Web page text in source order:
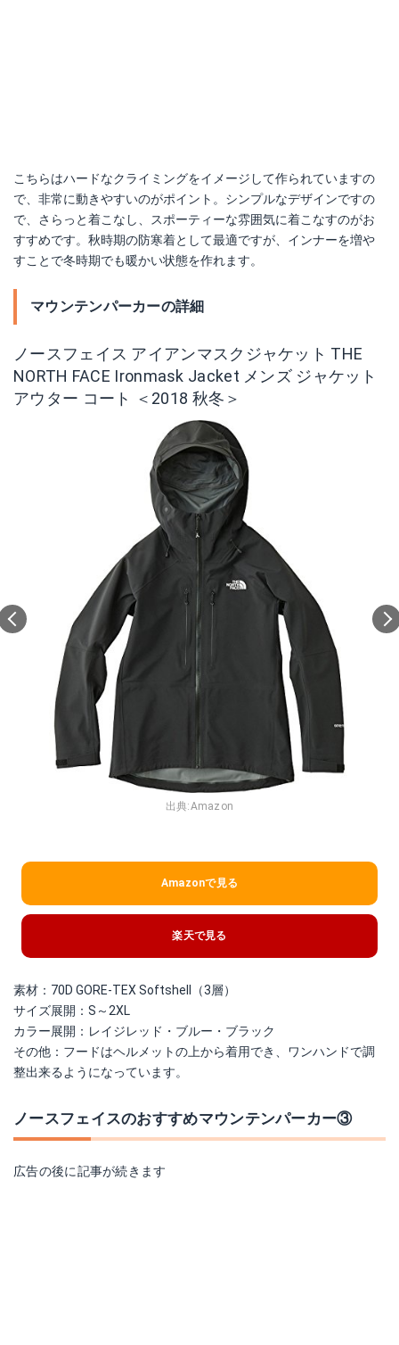
こちらはハードなクライミングをイメージして作られていますの
で、非常に動きやすいのがポイント。シンプルなデザインですの
で、さらっと着こなし、スポーティーな雰囲気に着こなすのがお
すすめです。秋時期の防寒着として最適ですが、インナーを増や
すことで冬時期でも暖かい状態を作れます。
マウンテンパーカーの詳細
ノースフェイス アイアンマスクジャケット THE
NORTH FACE Ironmask Jacket メンズ ジャケット
アウター コート ＜2018 秋冬＞
出典:Amazon
Amazonで見る
楽天で見る
素材：70D GORE-TEX Softshell（3層）
サイズ展開：S～2XL
カラー展開：レイジレッド・ブルー・ブラック
その他：フードはヘルメットの上から着用でき、ワンハンドで調
整出来るようになっています。
ノースフェイスのおすすめマウンテンパーカー③
広告の後に記事が続きます